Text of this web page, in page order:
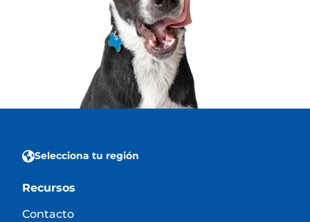
Selecciona tu región
Recursos
Contacto